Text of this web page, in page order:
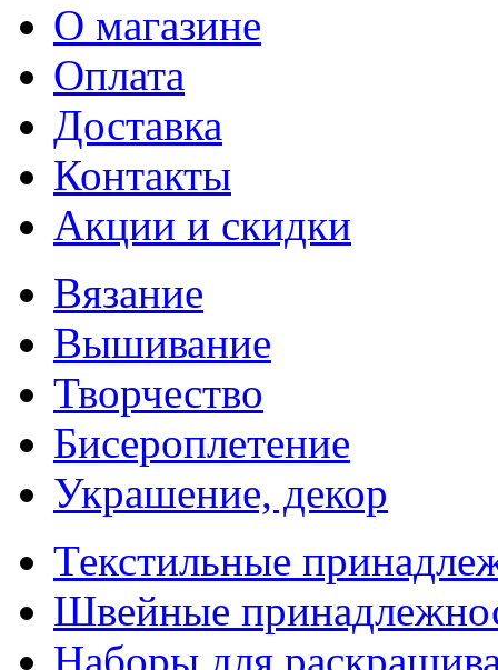
О магазине
Оплата
Доставка
Контакты
Акции и скидки
Вязание
Вышивание
Творчество
Бисероплетение
Украшение, декор
Текстильные
Швейные